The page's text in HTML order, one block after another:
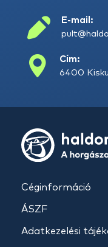
E-mail:
Cím:
6400
Céginformáció
ÁSZF
Adatkezelési